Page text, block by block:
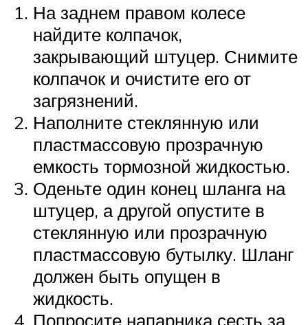
На заднем правом колесе
найдите колпачок,
закрывающий штуцер. Снимите
колпачок и очистите его от
загрязнений.
Наполните стеклянную или
пластмассовую прозрачную
емкость тормозной жидкостью.
Оденьте один конец шланга на
штуцер, а другой опустите в
стеклянную или прозрачную
пластмассовую бутылку. Шланг
должен быть опущен в
жидкость.
Попросите напарника сесть за